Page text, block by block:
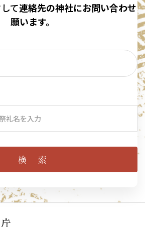
て連絡先の神社にお問い合わせ
願います。